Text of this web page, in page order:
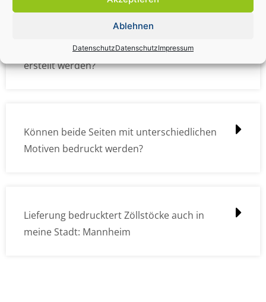
Ablehnen
DatenschutzDatenschutzImpressum
Wie müssen die Druckdateien angelegt /
erstellt werden?
Können beide Seiten mit unterschiedlichen
Motiven bedruckt werden?
Lieferung bedrucktert Zöllstöcke auch in
meine Stadt: Mannheim